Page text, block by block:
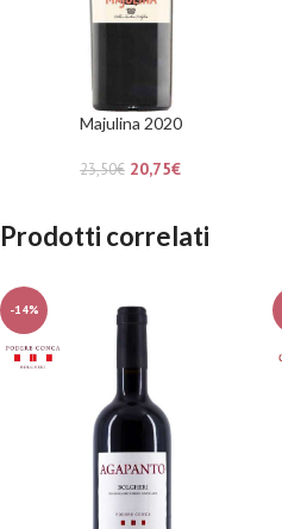
Majulina 2020
23,50€ 20,75€
Prodotti correlati
-14%